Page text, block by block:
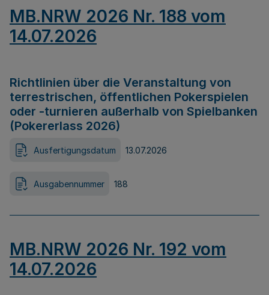
MB.NRW 2026 Nr. 188 vom
14.07.2026
Richtlinien über die Veranstaltung von
terrestrischen, öffentlichen Pokerspielen
oder -turnieren außerhalb von Spielbanken
(Pokererlass 2026)
Ausfertigungsdatum 13.07.2026
Ausgabennummer 188
MB.NRW 2026 Nr. 192 vom
14.07.2026